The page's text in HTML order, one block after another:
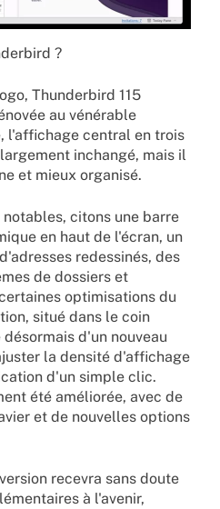
?
Thunderbird 115
au vénérable
l'affichage central en trois
inchangé, mais il
et mieux organisé.
citons une barre
en haut de l'écran, un
redessinés, des
de dossiers et
optimisations du
situé dans le coin
d'un nouveau
la densité d'affichage
d'un simple clic.
été améliorée, avec de
et de nouvelles options
recevra sans doute
à l'avenir,